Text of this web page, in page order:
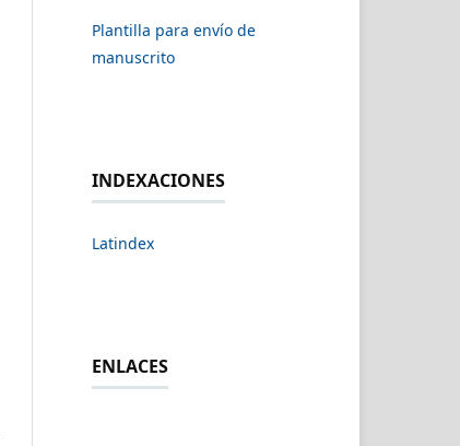
Plantilla para envío de
manuscrito
INDEXACIONES
Latindex
ENLACES